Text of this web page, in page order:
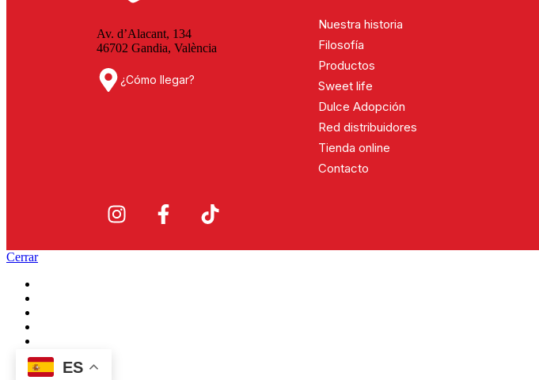
Continuar leyendoAv. d’Alacant, 134
46702 Gandia, València
¿Cómo llegar?
Nuestra historia
Filosofía
Productos
Sweet life
Dulce Adopción
Red distribuidores
Tienda online
Contacto
Cerrar
Red distribuidores
Tienda online
ES